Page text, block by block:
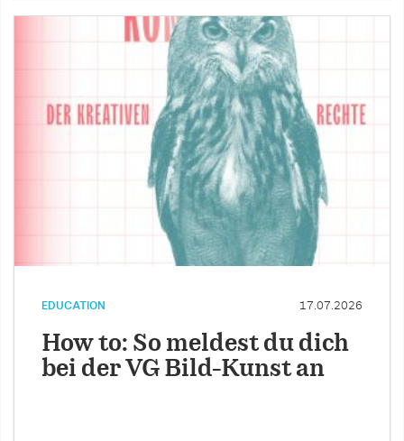
EDUCATION 17.07.2026
How to: So meldest du dich
bei der VG Bild-Kunst an